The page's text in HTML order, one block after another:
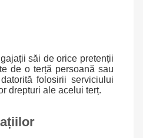
săi de orice pretenții
de o terță persoană sau
folosirii serviciului
drepturi ale acelui terț.